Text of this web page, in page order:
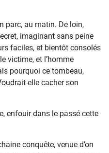
parc, au matin. De loin,
imaginant sans peine
faciles, et bientôt consolés
victime, et l’homme
pourquoi ce tombeau,
elle cacher son
enfouir dans le passé cette
conquête, venue d’on